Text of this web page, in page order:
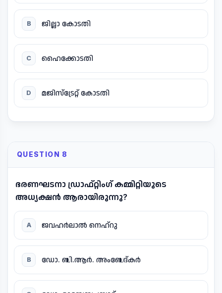
B ജില്ലാ കോടതി
C ഹൈക്കോടതി
D മജിസ്ട്രേറ്റ് കോടതി
QUESTION 8
ഭരണഘടനാ ഡ്രാഫ്റ്റിംഗ് കമ്മിറ്റിയുടെ
അധ്യക്ഷൻ ആരായിരുന്നു?
A ജവഹർലാൽ നെഹ്റു
B ഡോ. ബി.ആർ. അംബേദ്‌കർ